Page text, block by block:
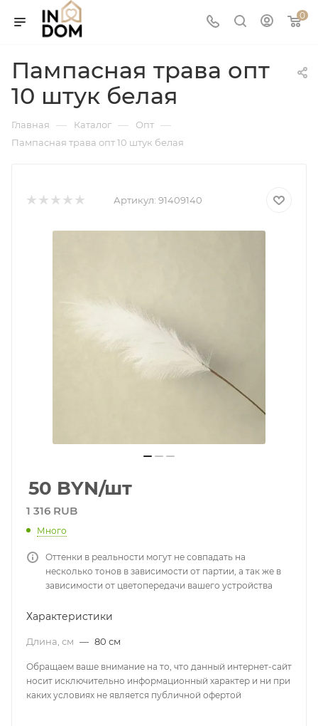
0
Пампасная трава опт
10 штук белая
Главная — Каталог — Опт —
Пампасная трава опт 10 штук белая
Артикул: 91409140
50 BYN/шт
1 316 RUB
Много
Оттенки в реальности могут не совпадать на
несколько тонов в зависимости от партии, а так же в
зависимости от цветопередачи вашего устройства
Характеристики
Длина, см — 80 см
Обращаем ваше внимание на то, что данный интернет-сайт
носит исключительно информационный характер и ни при
каких условиях не является публичной офертой